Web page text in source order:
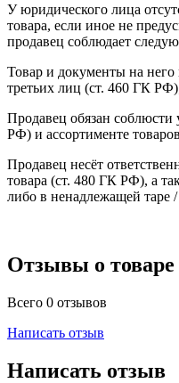
У юридического лица
товара, если иное не
продавец соблюдает
Товар и документы на
третьих лиц (ст. 460 ГК
Продавец обязан соблюсти
РФ) и ассортименте
Продавец несёт
товара (ст. 480 ГК РФ), а
либо в ненадлежащей таре
Отзывы о товаре
Всего 0 отзывов
Написать отзыв
Написать отзыв